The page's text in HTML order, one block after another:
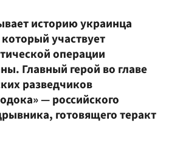
историю украинца
участвует
операции
Главный герой во главе
разведчиков
— российского
готовящего теракт